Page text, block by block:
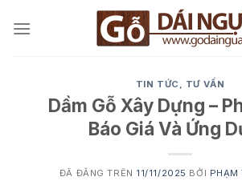
đến
TIN TỨC , TƯ VẤN
Dầm Gỗ Xây Dựng –
Báo Giá Và Ứng
ĐÃ ĐĂNG TRÊN 11/11/2025 BỞI PHẠM